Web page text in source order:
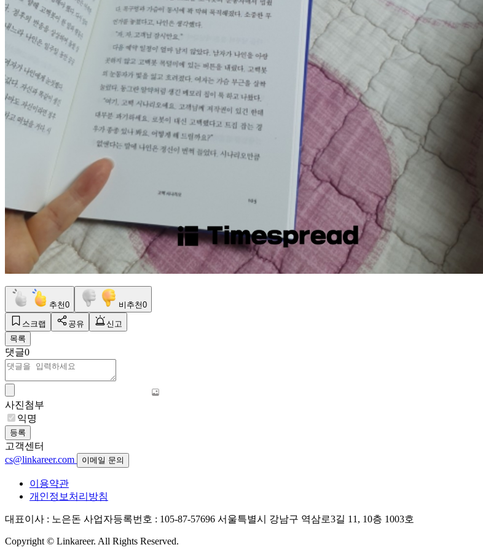
추천0 비추천0
스크랩 공유
신고
목록
댓글0
사진첨부
익명
등록
고객센터
cs@linkareer.com
이메일 문의
이용약관
개인정보처리방침
대표이사 : 노은돈 사업자등록번호 : 105-87-57696 서울특별시 강남구 역삼로3길 11, 10층 1003호
Copyright © Linkareer. All Rights Reserved.